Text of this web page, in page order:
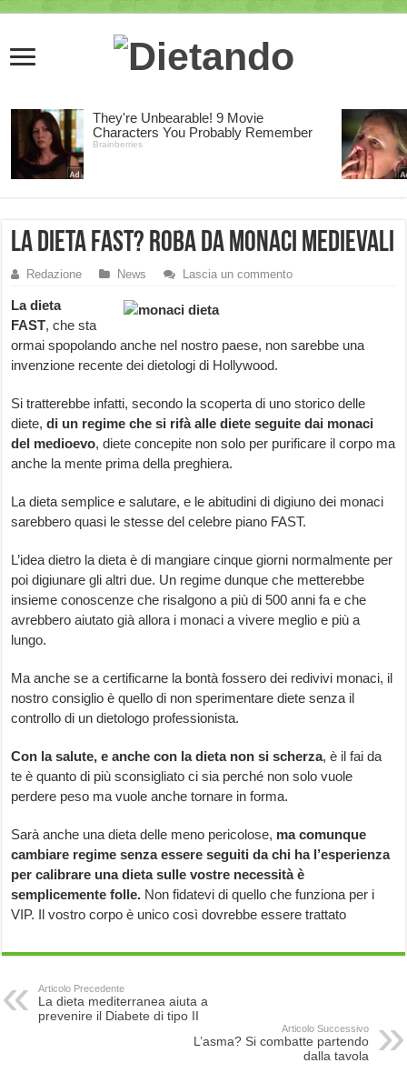
La dieta FAST? Roba da monaci medievali
Redazione News Lascia un commento
La dieta
FAST, che sta
ormai spopolando anche nel nostro paese, non sarebbe una
invenzione recente dei dietologi di Hollywood.
Si tratterebbe infatti, secondo la scoperta di uno storico delle
diete,di un regime che si rifà alle diete seguite dai monaci
del medioevo, diete concepite non solo per purificare il corpo ma
anche la mente prima della preghiera.
La dieta semplice e salutare, e le abitudini di digiuno dei monaci
sarebbero quasi le stesse del celebre piano FAST.
L’idea dietro la dieta è di mangiare cinque giorni normalmente per
poi digiunare gli altri due. Un regime dunque che metterebbe
insieme conoscenze che risalgono a più di 500 anni fa e che
avrebbero aiutato già allora i monaci a vivere meglio e più a
lungo.
Ma anche se a certificarne la bontà fossero dei redivivi monaci, il
nostro consiglio è quello di non sperimentare diete senza il
controllo di un dietologo professionista.
Con la salute, e anche con la dieta non si scherza, è il fai da
te è quanto di più sconsigliato ci sia perché non solo vuole
perdere peso ma vuole anche tornare in forma.
Sarà anche una dieta delle meno pericolose, ma comunque
cambiare regime senza essere seguiti da chi ha l’esperienza
per calibrare una dieta sulle vostre necessità è
semplicemente folle. Non fidatevi di quello che funziona per i
VIP. Il vostro corpo è unico così dovrebbe essere trattato
Articolo Precedente
La dieta mediterranea aiuta a
prevenire il Diabete di tipo II
Articolo Successivo
L’asma? Si combatte partendo
dalla tavola